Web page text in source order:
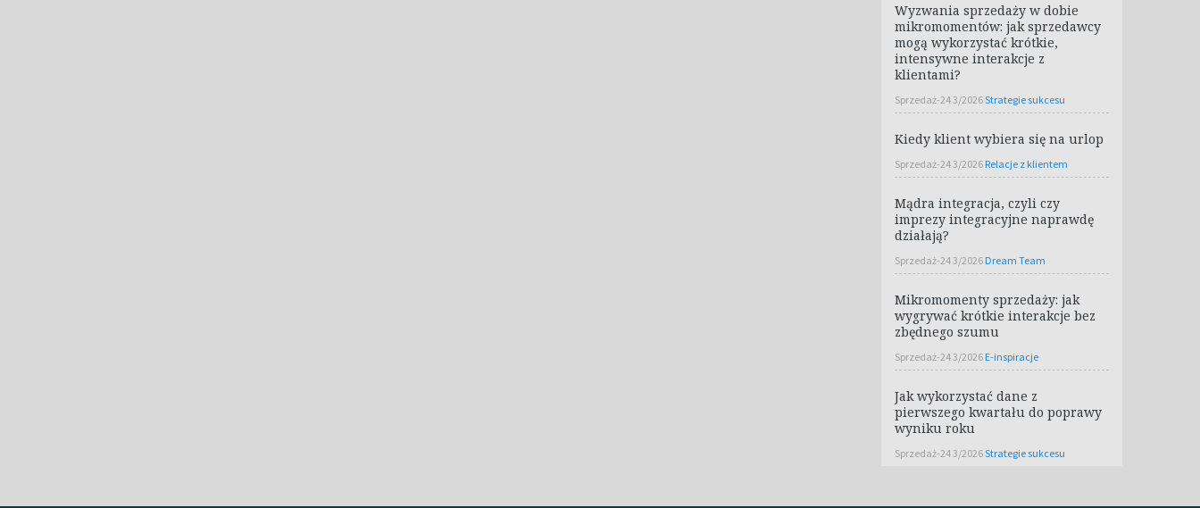
Wyzwania sprzedaży w dobie
mikromomentów: jak sprzedawcy
mogą wykorzystać krótkie,
intensywne interakcje z
klientami?
Sprzedaż-24 3/2026Strategie sukcesu
Kiedy klient wybiera się na urlop
Sprzedaż-24 3/2026 Relacje z klientem
Mądra integracja, czyli czy
imprezy integracyjne naprawdę
działają?
Sprzedaż-24 3/2026 Dream Team
Mikromomenty sprzedaży: jak
wygrywać krótkie interakcje bez
zbędnego szumu
Sprzedaż-24 3/2026 E-inspiracje
Jak wykorzystać dane z
pierwszego kwartału do poprawy
wyniku roku
Sprzedaż-24 3/2026Strategie sukcesu